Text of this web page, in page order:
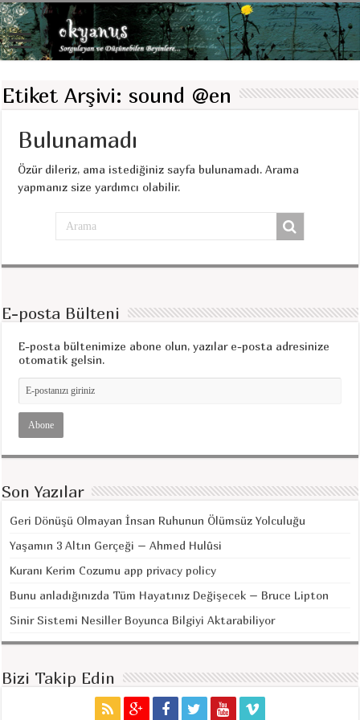
Etiket Arşivi: sound @en
Bulunamadı
Özür dileriz, ama istediğiniz sayfa bulunamadı. Arama
yapmanız size yardımcı olabilir.
E-posta Bülteni
E-posta bültenimize abone olun, yazılar e-posta adresinize
otomatik gelsin.
Son Yazılar
Geri Dönüşü Olmayan İnsan Ruhunun Ölümsüz Yolculuğu
Yaşamın 3 Altın Gerçeği – Ahmed Hulûsi
Kuranı Kerim Cozumu app privacy policy
Bunu anladığınızda Tüm Hayatınız Değişecek – Bruce Lipton
Sinir Sistemi Nesiller Boyunca Bilgiyi Aktarabiliyor
Bizi Takip Edin